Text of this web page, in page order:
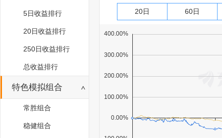
5日收益排行
20日收益排行
250日收益排行
总收益排行
特色模拟组合
常胜组合
稳健组合
20日 60日